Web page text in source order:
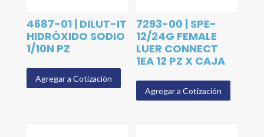
4687-01 | DILUT-IT
HIDRÓXIDO SODIO
1/10N PZ
Agregar a Cotización
7293-00 | SPE-
12/24G FEMALE
LUER CONNECT
1EA 12 PZ X CAJA
Agregar a Cotización